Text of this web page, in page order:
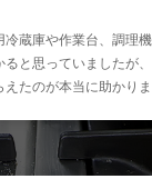
冷蔵庫や作業台、調理
ると思っていましたが
たのが本当に助かりま